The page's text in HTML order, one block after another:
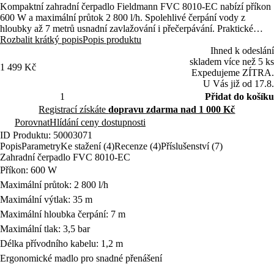
Kompaktní zahradní čerpadlo Fieldmann FVC 8010-EC nabízí příkon
600 W a maximální průtok 2 800 l/h. Spolehlivé čerpání vody z
hloubky až 7 metrů usnadní zavlažování i přečerpávání. Praktické
ergonomické madlo zajišťuje snadnou manipulaci.
Rozbalit krátký popisPopis produktu
1 499 Kč
Ihned k odeslání
skladem více než 5 ks
Expedujeme ZÍTRA.
U Vás již od 17.8.
Přidat do košíku
Registrací získátedopravu zdarma nad 1 000 Kč
PorovnatHlídání ceny dostupnosti
ID Produktu: 50003071
PopisParametryKe stažení (4)Recenze (4)Příslušenství (7)
Zahradní čerpadlo FVC 8010-EC
Příkon: 600 W
Maximální průtok: 2 800 l/h
Maximální výtlak: 35 m
Maximální hloubka čerpání: 7 m
Maximální tlak: 3,5 bar
Délka přívodního kabelu: 1,2 m
Ergonomické madlo pro snadné přenášení